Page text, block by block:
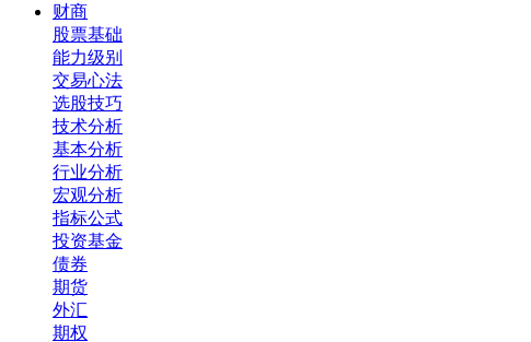
财商
股票基础
能力级别
交易心法
选股技巧
技术分析
基本分析
行业分析
宏观分析
指标公式
投资基金
债券
期货
外汇
期权